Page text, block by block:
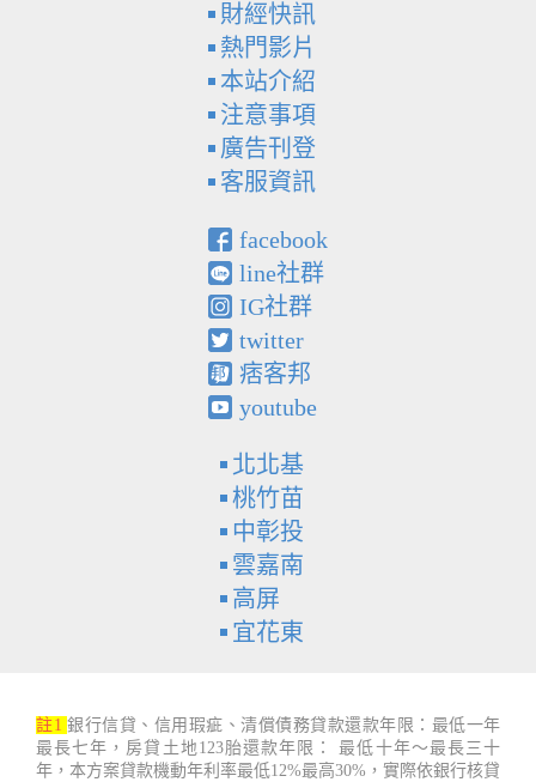
財經快訊
熱門影片
本站介紹
注意事項
廣告刊登
客服資訊
facebook
line社群
IG社群
twitter
痞客邦
youtube
北北基
桃竹苗
中彰投
雲嘉南
高屏
宜花東
註1 銀行信貸、信用瑕疵、清償債務貸款還款年限：最低一年
最長七年，房貸土地123胎還款年限： 最低十年～最長三十
年，本方案貸款機動年利率最低12%最高30%，實際依銀行核貸